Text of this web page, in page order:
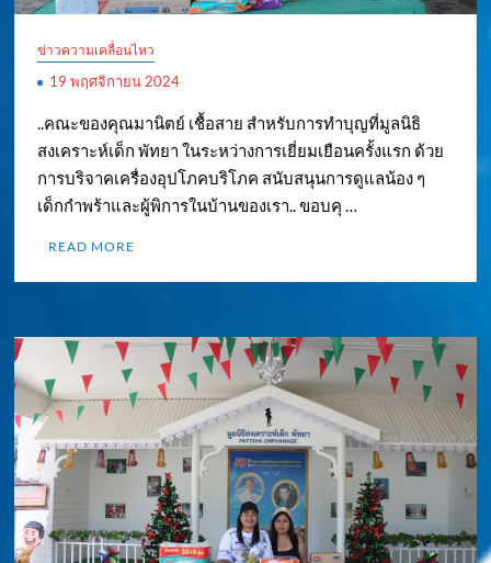
ข่าวความเคลื่อนไหว
19 พฤศจิกายน 2024
..คณะของคุณมานิตย์ เชื้อสาย สำหรับการทำบุญที่มูลนิธิ
สงเคราะห์เด็ก พัทยา ในระหว่างการเยี่ยมเยือนครั้งแรก ด้วย
การบริจาคเครื่องอุปโภคบริโภค สนับสนุนการดูแลน้อง ๆ
เด็กกำพร้าและผู้พิการในบ้านของเรา.. ขอบคุ …
READ MORE